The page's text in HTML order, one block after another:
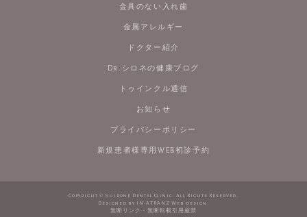
金具のない入れ歯
金属アレルギー
ドクター紹介
Dr.シロネの健康ブログ
トゥインクル通信
お知らせ
プライバシーポリシー
新規患者様専用WEB初診予約
Copyright © Shirone Dental Clinic. All Rights Reserved.
Designed by
IN-A-TRANZ Web design
無断リンク・無断転載引用厳禁